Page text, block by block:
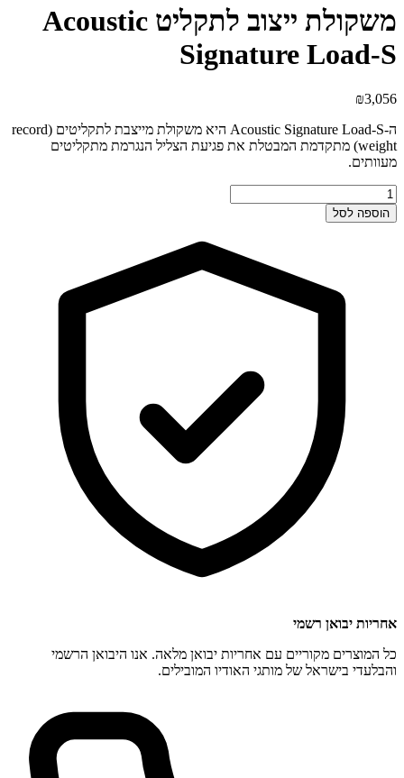
משקולת ייצוב לתקליט Acoustic
Signature Load-S
₪3,056
ה-Acoustic Signature Load-S היא משקולת מייצבת לתקליטים (record
weight) מתקדמת המבטלת את פגיעת הצליל הנגרמת מתקליטים
מעוותים.
כמות
של
משקולת
הוספה לסל
אחריות יבואן רשמי
כל המוצרים מקוריים עם אחריות יבואן מלאה. אנו היבואן הרשמי
והבלעדי בישראל של מותגי האודיו המובילים.